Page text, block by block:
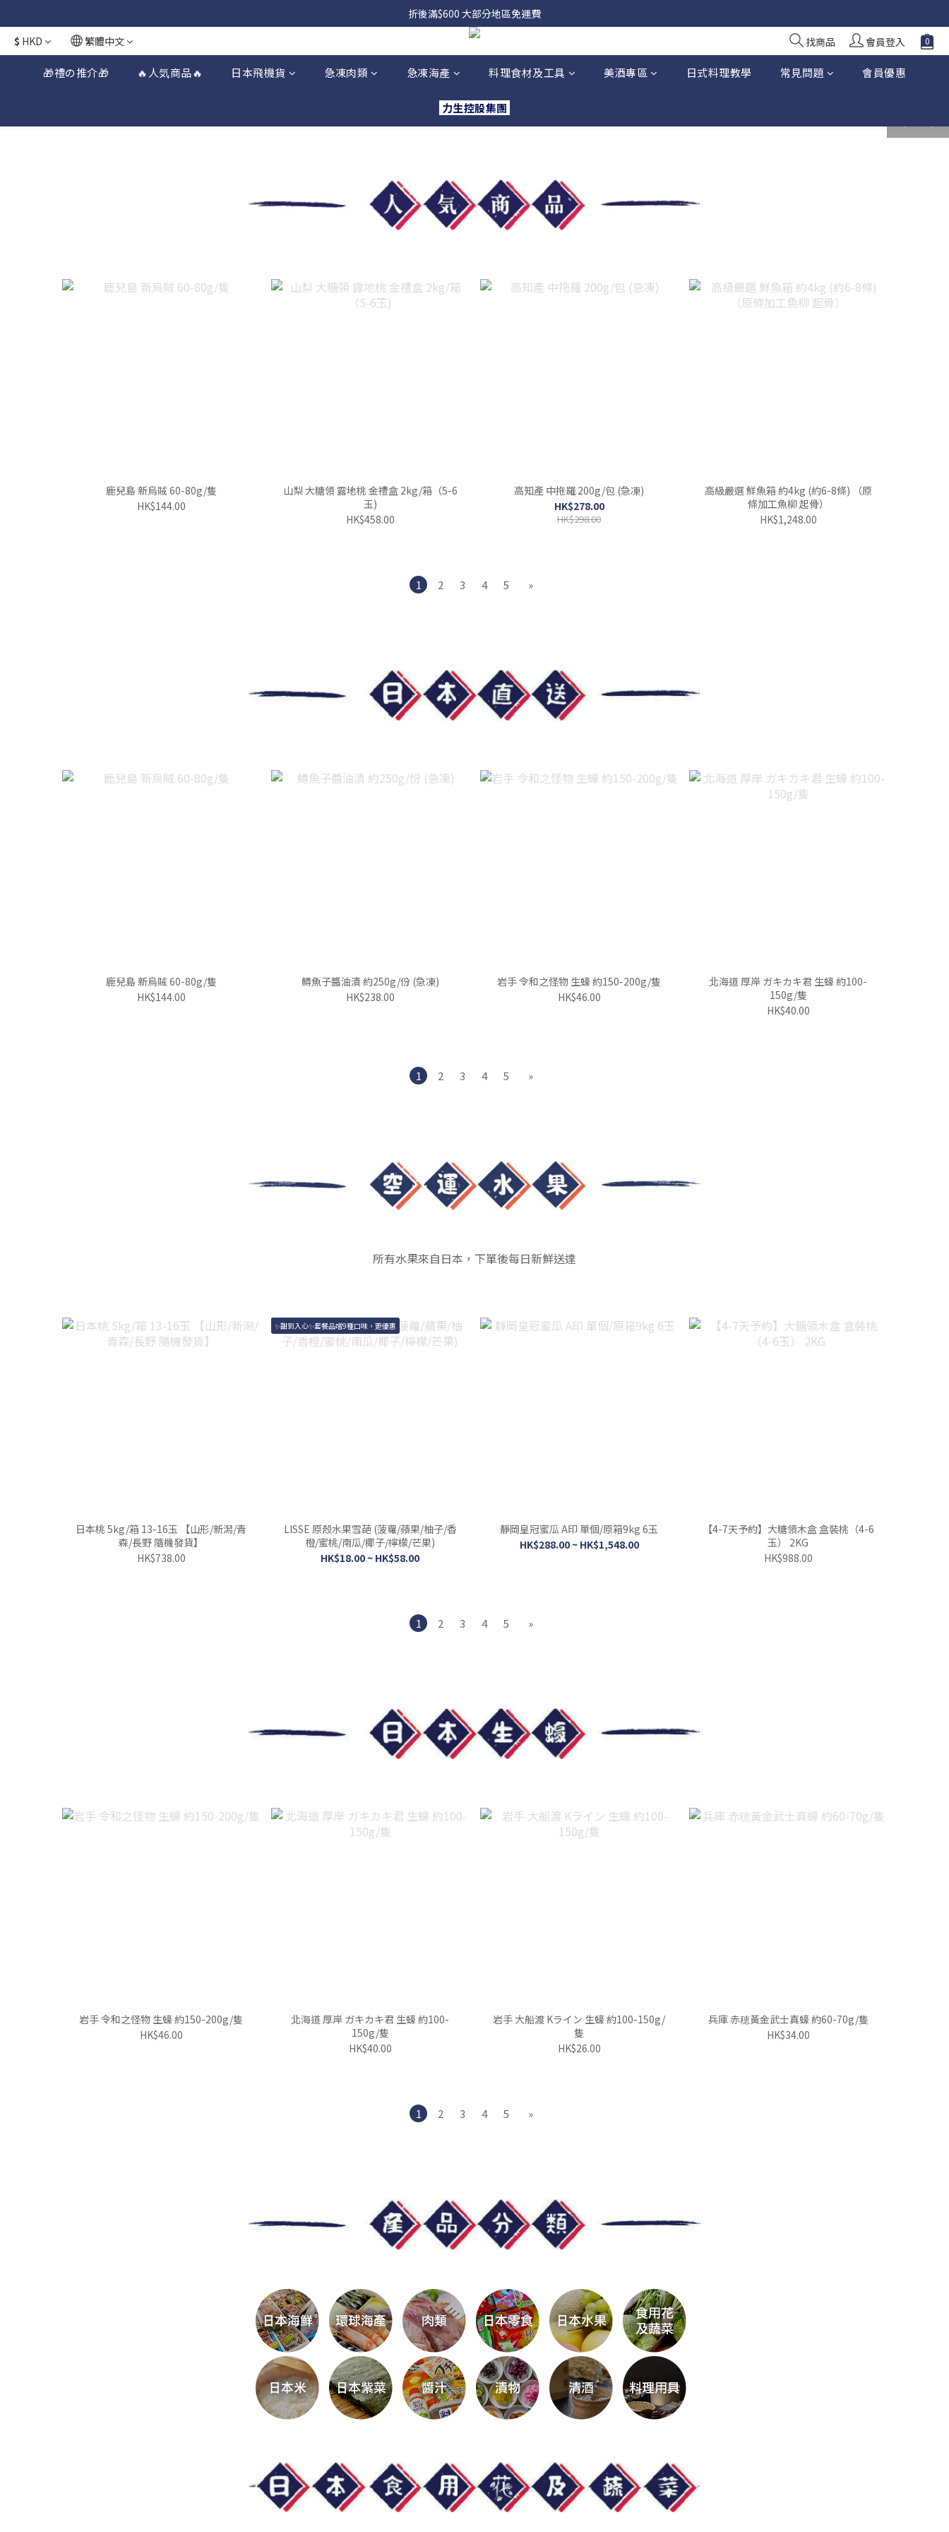
日本接近假期，貨源較不穩定；如想在 8 月 11 日至 8 月 15 日收貨，請務必於 8 月 10 日前落單
折後滿$600 大部分地區免運費
日本接近假期，貨源較不穩定；如想在 8 月 11 日至 8 月 15 日收貨，請務必於 8 月 10 日前落單
$ HKD 繁體中文 找商品 會員登入
🎁禮の推介🎁 🔥人気商品🔥 日本飛機貨 急凍肉類 急凍海產 料理食材及工具 美酒專區 日式料理教學 常見問題 會員優惠
力生控股集團
鹿兒島 新烏賊 60-80g/隻
HK$144.00
山梨 大糖領 露地桃 金禮盒 2kg/箱（5-6
玉)
HK$458.00
高知產 中拖羅 200g/包 (急凍)
HK$278.00
HK$298.00
高級嚴選 鮮魚箱 約4kg (約6-8條) （原
條加工魚柳 起骨）
HK$1,248.00
1 2 3 4 5 »
鹿兒島 新烏賊 60-80g/隻
HK$144.00
鱒魚子醬油漬 約250g/份 (急凍)
HK$238.00
岩手 令和之怪物 生蠔 約150-200g/隻
HK$46.00
北海道 厚岸 ガキカキ君 生蠔 約100-
150g/隻
HK$40.00
1 2 3 4 5 »
所有水果來自日本，下單後每日新鮮送達
日本桃 5kg/箱 13-16玉 【山形/新潟/青
森/長野 隨機發貨】
HK$738.00
✨甜到入心✨套餐品嚐9種口味，更優惠
LISSE 原殼水果雪葩 (菠蘿/蘋果/柚子/香
橙/蜜桃/南瓜/椰子/檸檬/芒果)
HK$18.00 ~ HK$58.00
靜岡皇冠蜜瓜 A印 單個/原箱9kg 6玉
HK$288.00 ~ HK$1,548.00
【4-7天予約】大糖領木盒 盒裝桃（4-6
玉） 2KG
HK$988.00
1 2 3 4 5 »
岩手 令和之怪物 生蠔 約150-200g/隻
HK$46.00
北海道 厚岸 ガキカキ君 生蠔 約100-
150g/隻
HK$40.00
岩手 大船渡 Kライン 生蠔 約100-150g/
隻
HK$26.00
兵庫 赤穂黃金武士真蠔 約60-70g/隻
HK$34.00
1 2 3 4 5 »